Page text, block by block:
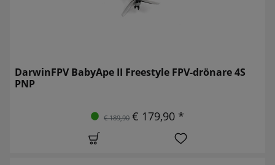
DarwinFPV BabyApe II Freestyle FPV-drönare 4S
PNP
€ 189,90 € 179,90 *